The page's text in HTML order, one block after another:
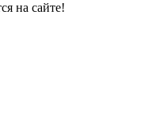
на сайте!